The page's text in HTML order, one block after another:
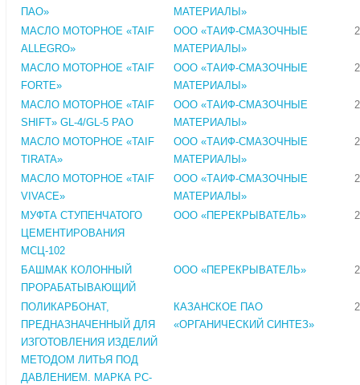
ПАО»
МАТЕРИАЛЫ»
МАСЛО МОТОРНОЕ «TAIF
ALLEGRO»
ООО «ТАИФ-СМАЗОЧНЫЕ
МАТЕРИАЛЫ»
МАСЛО МОТОРНОЕ «TAIF
FORTE»
ООО «ТАИФ-СМАЗОЧНЫЕ
МАТЕРИАЛЫ»
МАСЛО МОТОРНОЕ «TAIF
SHIFT» GL-4/GL-5 PAO
ООО «ТАИФ-СМАЗОЧНЫЕ
МАТЕРИАЛЫ»
МАСЛО МОТОРНОЕ «TAIF
TIRATA»
ООО «ТАИФ-СМАЗОЧНЫЕ
МАТЕРИАЛЫ»
МАСЛО МОТОРНОЕ «TAIF
VIVACE»
ООО «ТАИФ-СМАЗОЧНЫЕ
МАТЕРИАЛЫ»
МУФТА СТУПЕНЧАТОГО
ЦЕМЕНТИРОВАНИЯ
МСЦ-102
ООО «ПЕРЕКРЫВАТЕЛЬ»
БАШМАК КОЛОННЫЙ
ПРОРАБАТЫВАЮЩИЙ
ООО «ПЕРЕКРЫВАТЕЛЬ»
ПОЛИКАРБОНАТ,
ПРЕДНАЗНАЧЕННЫЙ ДЛЯ
ИЗГОТОВЛЕНИЯ ИЗДЕЛИЙ
МЕТОДОМ ЛИТЬЯ ПОД
ДАВЛЕНИЕМ. МАРКА PC-
КАЗАНСКОЕ ПАО
«ОРГАНИЧЕСКИЙ СИНТЕЗ»